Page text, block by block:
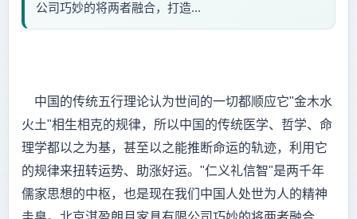
公司巧妙的将两者融合，打造...
中国的传统五行理论认为世间的一切都顺应它"金木水
火土"相生相克的规律，所以中国的传统医学、哲学、命
理学都以之为基，甚至以之能推断命运的轨迹，利用它
的规律来扭转运势、助涨好运。"仁义礼信智"是两千年
儒家思想的中枢，也是现在我们中国人处世为人的精神